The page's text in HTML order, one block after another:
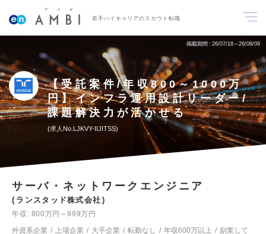
若手ハイキャリアのスカウト転職
掲載期間 26/07/18～26/08/09
【受託案件/年収800～1000万
円】インフラ運用設計リーダー/
課題解決力が活かせる
求人No.LJKVY-IIJITSS
サーバ・ネットワークエンジニア
ランスタッド株式会社
年収
800万円～999万円
外資系企業
上場企業 大手企業 転勤なし 年収600万以上
副業して